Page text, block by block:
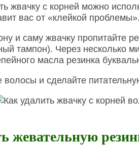
жвачку с корней можно
вас от «клейкой
и саму жвачку пропитайте
тампон). Через несколько
масла резинка
и сделайте
жевательную